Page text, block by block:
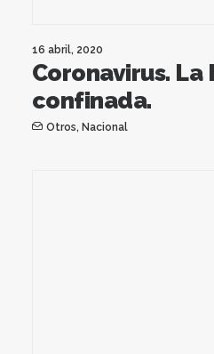
16 abril, 2020
Coronavirus.
confinada.
Otros, Nacional